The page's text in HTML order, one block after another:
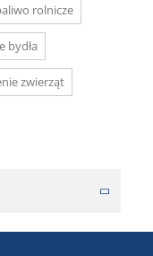
rolnicze
bydła
zwierząt